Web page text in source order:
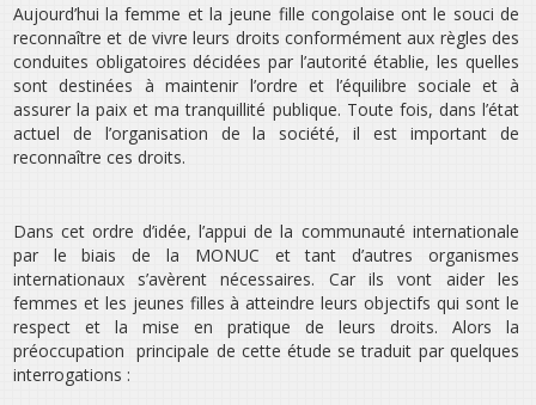
Aujourd’hui la femme et la jeune fille congolaise ont le souci de
reconnaître et de vivre leurs droits conformément aux règles des
conduites obligatoires décidées par l’autorité établie, les quelles
sont destinées à maintenir l’ordre et l’équilibre sociale et à
assurer la paix et ma tranquillité publique. Toute fois, dans l’état
actuel de l’organisation de la société, il est important de
reconnaître ces droits.
Dans cet ordre d’idée, l’appui de la communauté internationale
par le biais de la MONUC et tant d’autres organismes
internationaux s’avèrent nécessaires. Car ils vont aider les
femmes et les jeunes filles à atteindre leurs objectifs qui sont le
respect et la mise en pratique de leurs droits. Alors la
préoccupation principale de cette étude se traduit par quelques
interrogations :